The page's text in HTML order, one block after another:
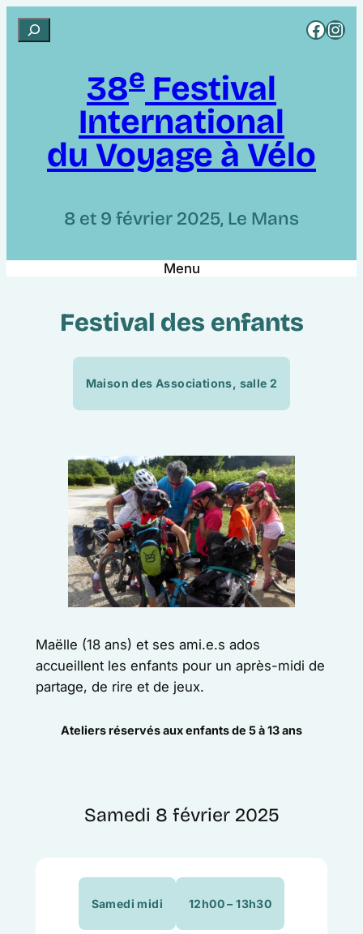
Aller
au
Rejoignez CCI sur Facebook Rejoignez CCI sur Instagram
38e Festival
International
du Voyage à Vélo
8 et 9 février 2025, Le Mans
Menu
Festival des enfants
Maison des Associations, salle 2
Maëlle (18 ans) et ses ami.e.s ados
accueillent les enfants pour un après-midi de
partage, de rire et de jeux.
Ateliers réservés aux enfants de 5 à 13 ans
Samedi 8 février 2025
Samedi midi 12h00 – 13h30